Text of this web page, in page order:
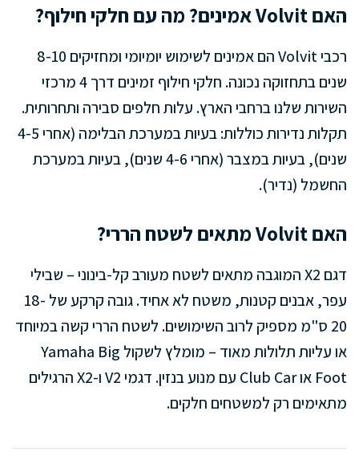
האם Volvit אמינים? מה עם חלקי חילוף?
רכבי Volvit הם אמינים לשימוש יומיומי ומחזיקים 8-10
שנים בתחזוקה נכונה. חלקי חילוף זמינים דרך 4 מרכזי
השירות שלנו ברחבי הארץ. עלות חלפים סבירה ותחרותית.
תקלות נדירות כוללות: בעיות במערכת הבלימה (אחרי 4-5
שנים), בעיות במצבר (אחרי 4-6 שנים), בעיות במערכת
החשמל (נדיר).
האם Volvit מתאים לשטח הררי?
דגם X2 המוגבה מתאים לשטח מעורב קל-בינוני – שבילי
עפר, אבנים קטנות, משטח לא אחיד. גובה קרקע של 18-
20 ס"מ מספיק לרוב השימושים. לשטח הררי קשה במיוחד
או עליות תלולות מאוד – מומלץ לשקול Yamaha Big
Foot או Club Car עם מנוע בנזין. דגמי V2 ו-X2 הרגילים
מתאימים רק למשטחים חלקים.